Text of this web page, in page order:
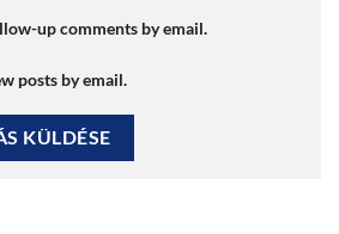
up comments by email.
posts by email.